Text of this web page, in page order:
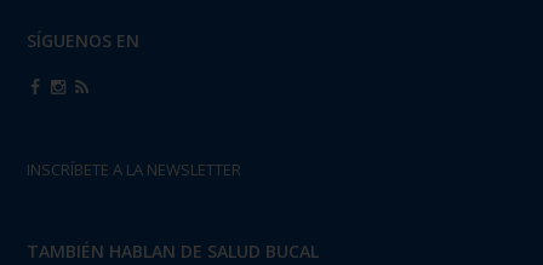
SÍGUENOS EN
INSCRÍBETE A LA NEWSLETTER
TAMBIÉN HABLAN DE SALUD BUCAL